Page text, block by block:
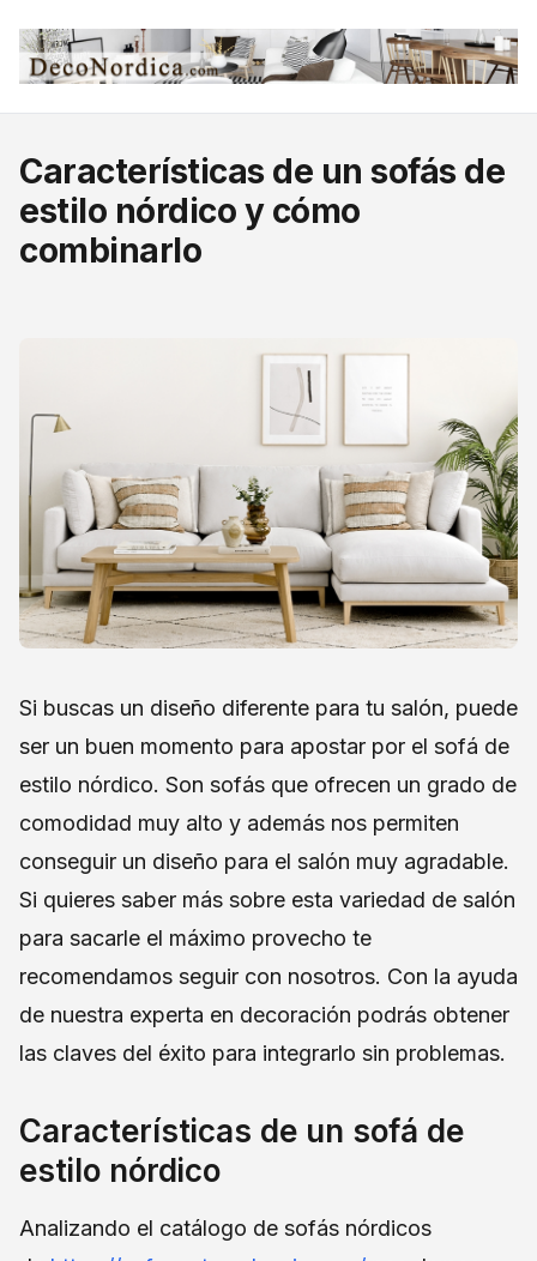
Características de un sofás de
estilo nórdico y cómo
combinarlo
Si buscas un diseño diferente para tu salón, puede
ser un buen momento para apostar por el sofá de
estilo nórdico. Son sofás que ofrecen un grado de
comodidad muy alto y además nos permiten
conseguir un diseño para el salón muy agradable.
Si quieres saber más sobre esta variedad de salón
para sacarle el máximo provecho te
recomendamos seguir con nosotros. Con la ayuda
de nuestra experta en decoración podrás obtener
las claves del éxito para integrarlo sin problemas.
Características de un sofá de
estilo nórdico
Analizando el catálogo de sofás nórdicos